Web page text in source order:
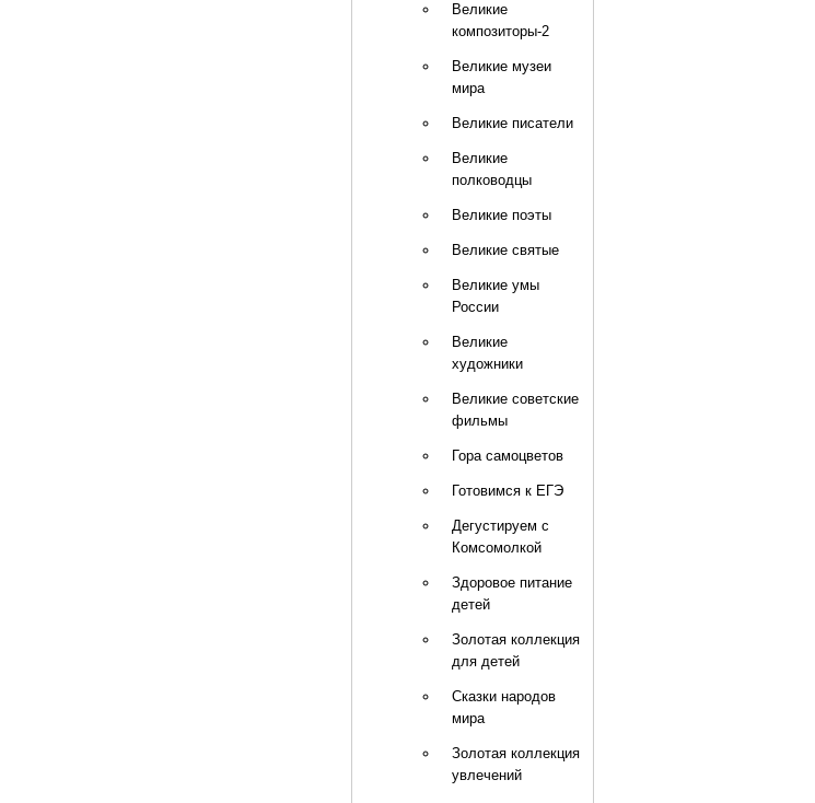
Великие
композиторы-2
Великие музеи
мира
Великие писатели
Великие
полководцы
Великие поэты
Великие святые
Великие умы
России
Великие
художники
Великие советские
фильмы
Гора самоцветов
Готовимся к ЕГЭ
Дегустируем с
Комсомолкой
Здоровое питание
детей
Золотая коллекция
для детей
Сказки народов
мира
Золотая коллекция
увлечений